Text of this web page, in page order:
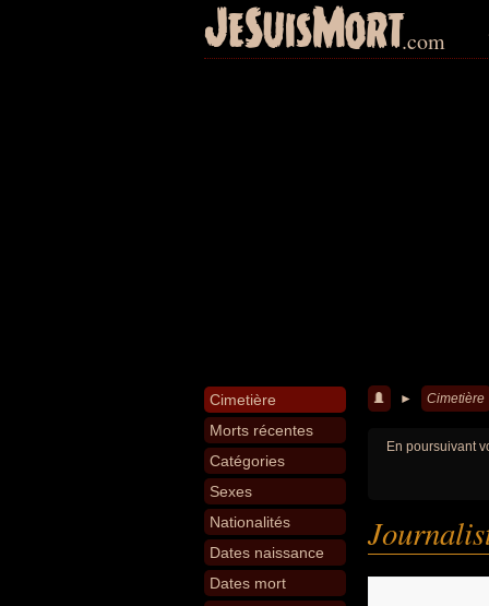
JeSuisMort.com
Cimetière
Morts récentes
Catégories
Sexes
Nationalités
Dates naissance
Dates mort
► Cimetière
En poursuivant